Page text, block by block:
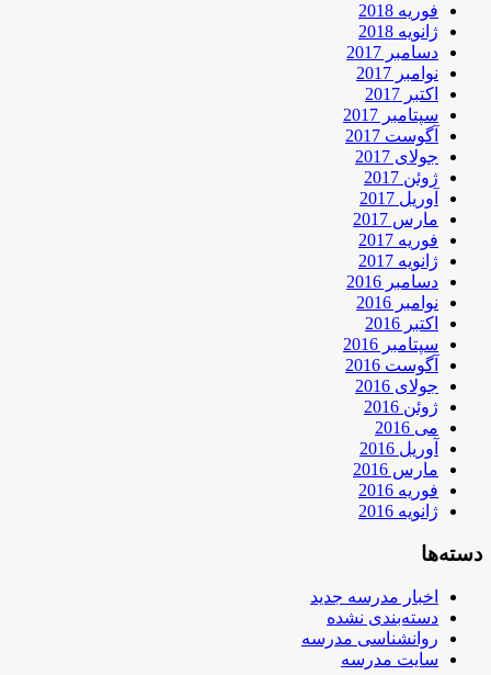
فوریه 2018
ژانویه 2018
دسامبر 2017
نوامبر 2017
اکتبر 2017
سپتامبر 2017
آگوست 2017
جولای 2017
ژوئن 2017
آوریل 2017
مارس 2017
فوریه 2017
ژانویه 2017
دسامبر 2016
نوامبر 2016
اکتبر 2016
سپتامبر 2016
آگوست 2016
جولای 2016
ژوئن 2016
می 2016
آوریل 2016
مارس 2016
فوریه 2016
ژانویه 2016
دسته‌ها
اخبار مدرسه جدید
دسته‌بندی نشده
روانشناسی مدرسه
سایت مدرسه